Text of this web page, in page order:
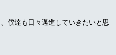
僕達も日々邁進していきたいと思